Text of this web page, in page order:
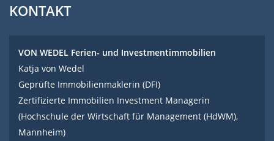
KONTAKT
VON WEDEL Ferien- und Investmentimmobilien
Katja von Wedel
Geprüfte Immobilienmaklerin (DFI)
Zertifizierte Immobilien Investment Managerin
(Hochschule der Wirtschaft für Management (HdWM),
Mannheim)